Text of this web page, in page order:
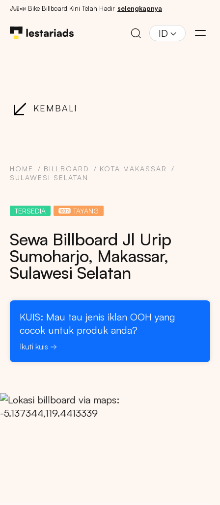
🚴🚦📣 Bike Billboard Kini Telah Hadir selengkapnya
ID
KEMBALI
HOME BILLBOARD
KOTA MAKASSAR
SULAWESI SELATAN
TERSEDIA TAYANG
Sewa Billboard Jl Urip
Sumoharjo, Makassar,
Sulawesi Selatan
KUIS: Mau tau jenis iklan OOH yang
cocok untuk produk anda?
Ikuti kuis